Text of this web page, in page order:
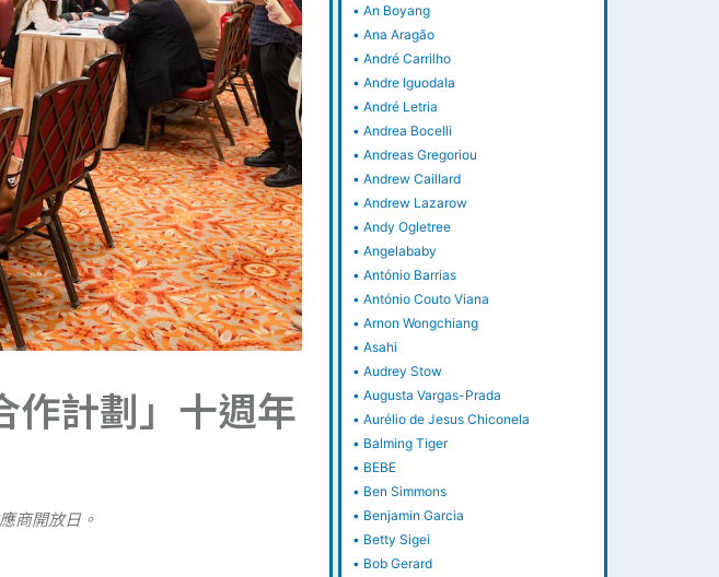
作計劃」十週年
商開放日。
•An Boyang
•Ana Aragão
•André Carrilho
•Andre Iguodala
•André Letria
•Andrea Bocelli
•Andreas Gregoriou
•Andrew Caillard
•Andrew Lazarow
•Andy Ogletree
•Angelababy
•António Barrias
•António Couto Viana
•Arnon Wongchiang
•Asahi
•Audrey Stow
•Augusta Vargas-Prada
•Aurélio de Jesus Chiconela
• Balming Tiger
• BEBE
• Ben Simmons
• Benjamin Garcia
• Betty Sigei
• Bob Gerard